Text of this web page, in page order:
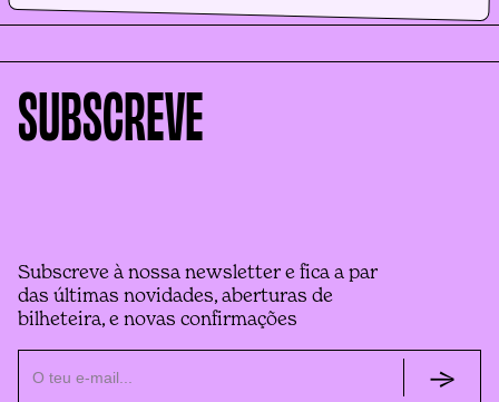
SUBSCREVE
Subscreve à nossa newsletter e fica a par
das últimas novidades, aberturas de
bilheteira, e novas confirmações